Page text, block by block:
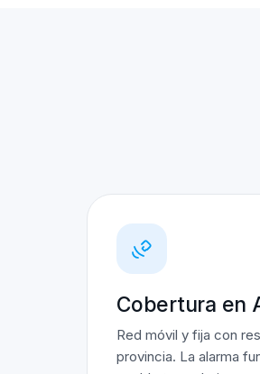
Cobertura en
Red móvil y fija con
provincia. La alarma